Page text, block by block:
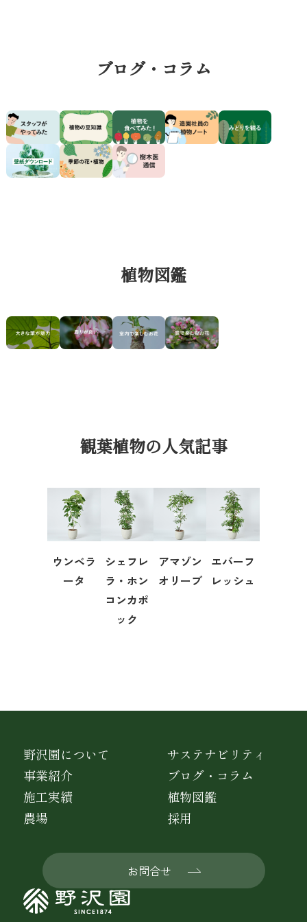
ブログ・コラム
植物図鑑
観葉植物の人気記事
ウンベラ
ータ
シェフレ
ラ・ホン
コンカポ
ック
アマゾン
オリーブ
エバーフ
レッシュ
野沢園について
事業紹介
施工実績
農場
サステナビリティ
ブログ・コラム
植物図鑑
採用
お問合せ